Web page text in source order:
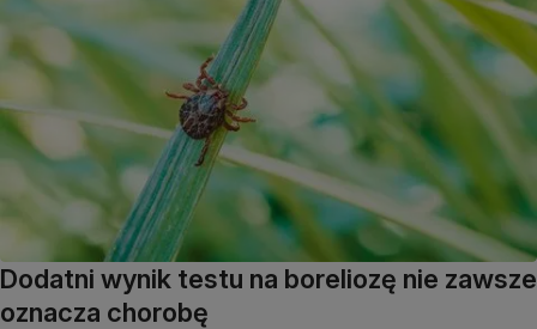
Dodatni wynik testu na boreliozę nie zawsze
oznacza chorobę